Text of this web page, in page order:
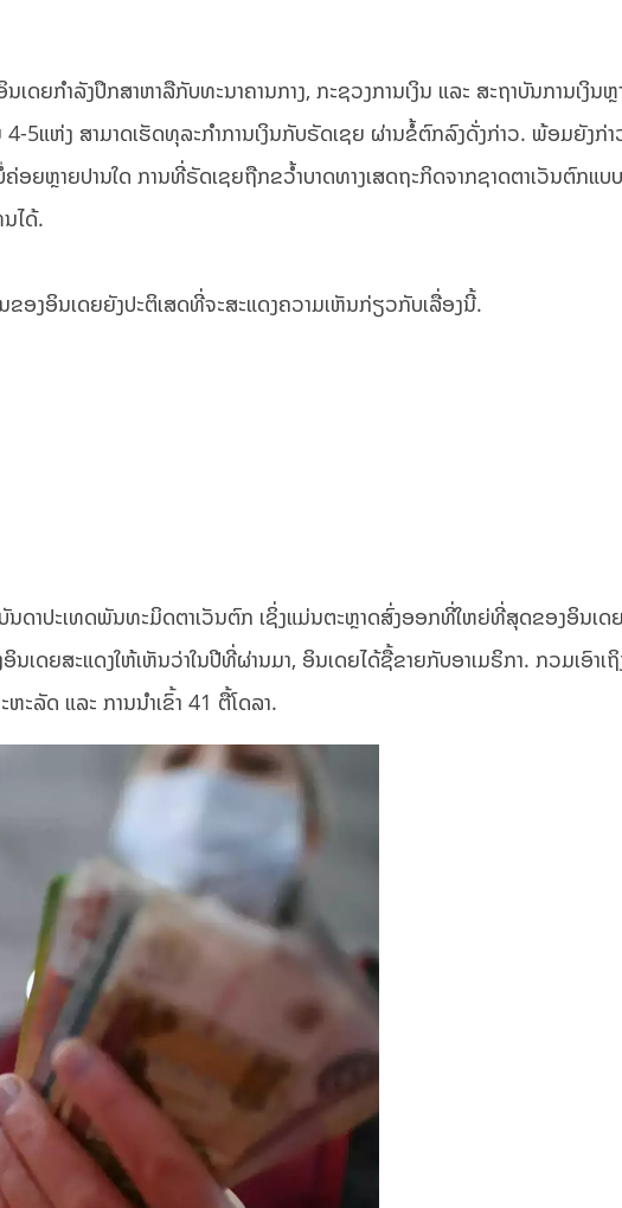
ຍກຳລັງ​ປຶກສາຫາລື​ກັບ​ທະນາຄານ​ກາງ, ກະຊວງການເງິນ ແລະ ສະຖາບັນການເງິນຫຼ
5ແຫ່ງ ສາມາດເຮັດທຸລະກຳການເງິນກັບຣັດເຊຍ ຜ່ານຂໍ້ຕົກລົງດັ່ງກ່າວ. ພ້ອມຍັງກ່
ອຍຫຼາຍປານໃດ ການທີ່ຣັດເຊຍຖືກຂວໍ້າບາດທາງເສດຖະກິດຈາກຊາດຕາເວັນຕົກແບ
ໄດ້.
ນຂອງອິນເດຍຍັງປະຕິເສດທີ່ຈະສະແດງຄວາມເຫັນກ່ຽວກັບເລື່ອງນີ້.
ນດາ​ປະ​ເທດ​ພັນທະ​ມິດ​ຕາ​ເວັນ​ຕົກ ເຊິ່ງ​ແມ່ນ​ຕະຫຼາດ​ສົ່ງ​ອອກທີ່​ໃຫຍ່​ທີ່​ສຸດ​ຂອງ​ອິນ​ເດ
ເດຍ​ສະ​ແດງ​ໃຫ້​ເຫັນ​ວ່າ​ໃນ​ປີ​ທີ່​ຜ່ານ​ມາ, ອິນ​ເດຍ​ໄດ້​ຊື້​ຂາຍ​ກັບ​ອາ​ເມ​ຣິ​ກາ. ກວມເອົາເ
ະລັດ ແລະ​ ການ​ນຳ​ເຂົ້າ 41 ຕື້​ໂດ​ລາ.